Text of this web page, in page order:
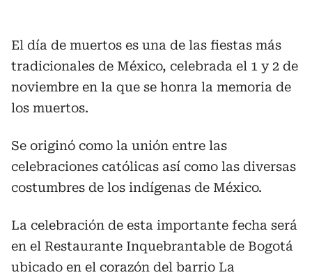
El día de muertos es una de las fiestas más
tradicionales de México, celebrada el 1 y 2 de
noviembre en la que se honra la memoria de
los muertos.
Se originó como la unión entre las
celebraciones católicas así como las diversas
costumbres de los indígenas de México.
La celebración de esta importante fecha será
en el Restaurante Inquebrantable de Bogotá
ubicado en el corazón del barrio La